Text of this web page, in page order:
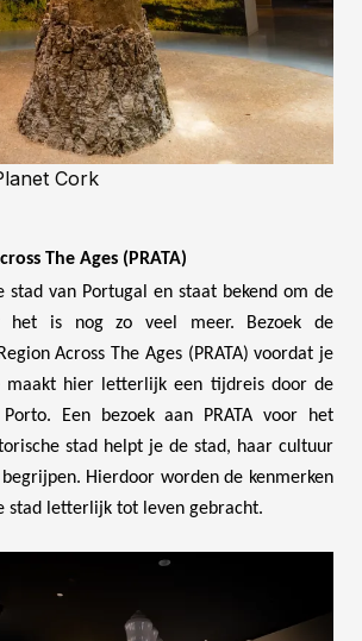
Cork
The Ages (PRATA)
stad van Portugal en staat bekend om de
het is nog zo veel meer. Bezoek de
Across The Ages (PRATA) voordat je
maakt hier letterlijk een tijdreis door de
Een bezoek aan PRATA voor het
stad helpt je de stad, haar cultuur
Hierdoor worden de kenmerken
stad letterlijk tot leven gebracht.